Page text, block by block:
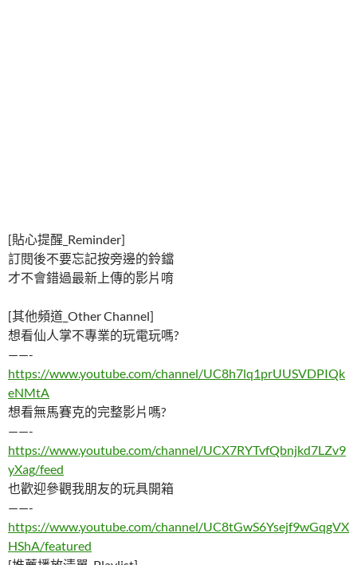
[貼心提醒_Reminder]
訂閱後不要忘記按旁邊的鈴鐺
才不會錯過最新上傳的影片唷
[其他頻道_Other Channel]
想看仙人掌不專業的玩電玩嗎?
——-
https://www.youtube.com/channel/UC8h7lq1prUUSVDPIQk
eNMtA
想看無馬賽克的完整影片嗎?
——-
https://www.youtube.com/channel/UCX7RYTvfQbnjkd7LZv9
yXag/feed
也歡迎參觀我朋友的玩具開箱
——-
https://www.youtube.com/channel/UC8tGwS6Ysejf9wGqgVX
HShA/featured